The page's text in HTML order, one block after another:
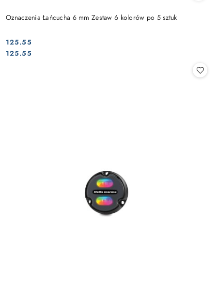
Oznaczenia Łańcucha 6 mm Zestaw 6 kolorów po 5 sztuk
Cena:
125.55
Cena:
125.55